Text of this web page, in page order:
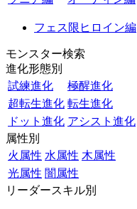
フェス限ヒロイン編
モンスター検索
進化形態別
試練進化
極醒進化
超転生進化 転生進化
ドット進化 アシスト進化
属性別
火属性 水属性 木属性
光属性 闇属性
リーダースキル別